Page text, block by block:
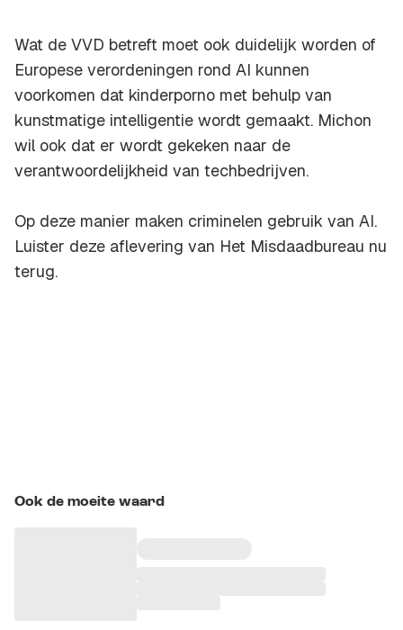
Wat de VVD betreft moet ook duidelijk worden of
Europese verordeningen rond AI kunnen
voorkomen dat kinderporno met behulp van
kunstmatige intelligentie wordt gemaakt. Michon
wil ook dat er wordt gekeken naar de
verantwoordelijkheid van techbedrijven.
Op deze manier maken criminelen gebruik van AI.
Luister deze aflevering van Het Misdaadbureau nu
terug.
Ook de moeite waard